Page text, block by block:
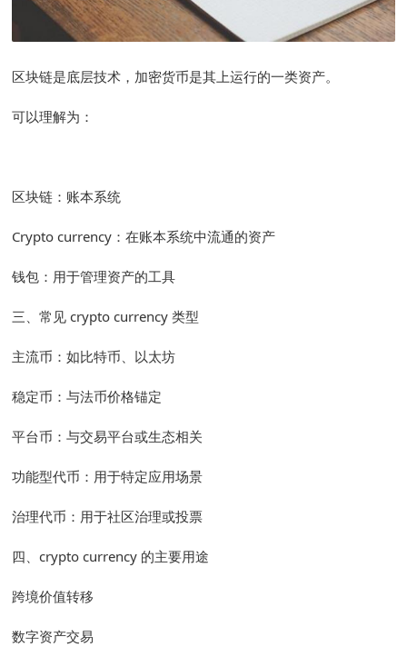
区块链是底层技术，加密货币是其上运行的一类资产。
可以理解为：
区块链：账本系统
Crypto currency：在账本系统中流通的资产
钱包：用于管理资产的工具
三、常见 crypto currency 类型
主流币：如比特币、以太坊
稳定币：与法币价格锚定
平台币：与交易平台或生态相关
功能型代币：用于特定应用场景
治理代币：用于社区治理或投票
四、crypto currency 的主要用途
跨境价值转移
数字资产交易